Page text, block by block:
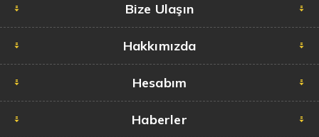
Bize Ulaşın
Hakkımızda
Hesabım
Haberler